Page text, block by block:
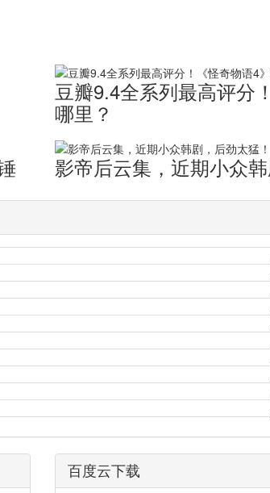
豆瓣9.4全系列最高评分
哪里？
影帝后云集，近期小众
百度云下载